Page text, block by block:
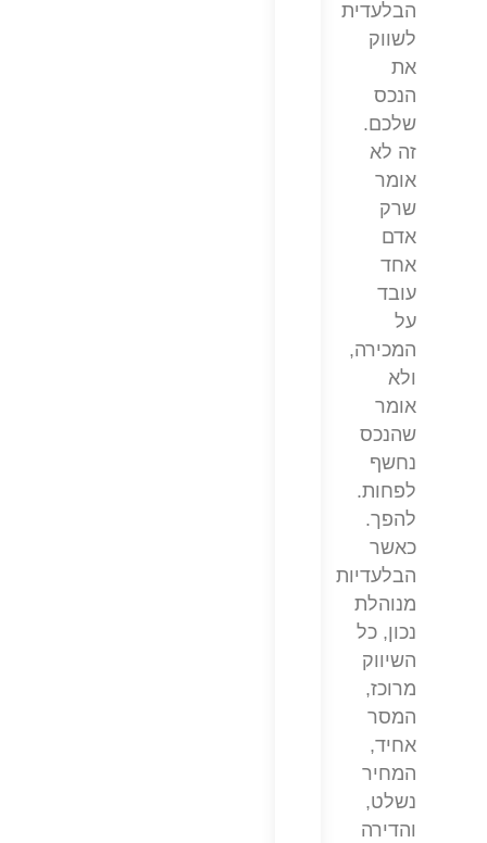
הבלעדית
לשווק
את
הנכס
שלכם.
זה לא
אומר
שרק
אדם
אחד
עובד
על
המכירה,
ולא
אומר
שהנכס
נחשף
לפחות.
להפך.
כאשר
הבלעדיות
מנוהלת
נכון, כל
השיווק
מרוכז,
המסר
אחיד,
המחיר
נשלט,
והדירה